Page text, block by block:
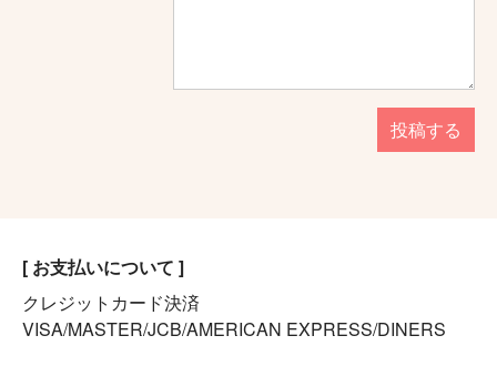
投稿する
[ お支払いについて ]
クレジットカード決済
VISA/MASTER/JCB/AMERICAN EXPRESS/DINERS